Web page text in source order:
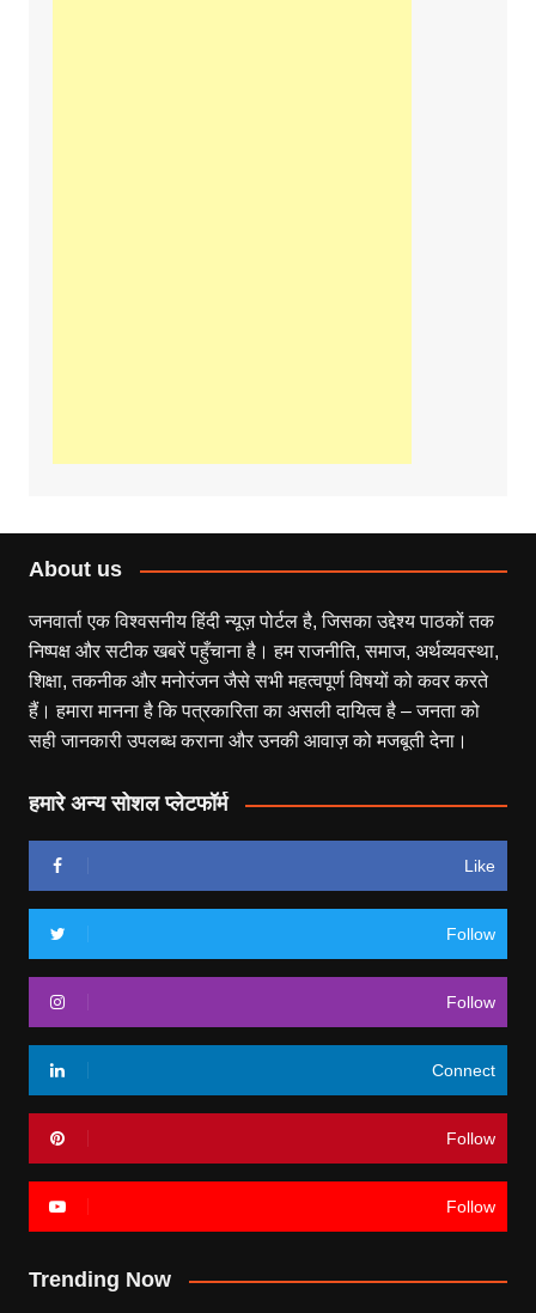
About us
जनवार्ता एक विश्वसनीय हिंदी न्यूज़ पोर्टल है, जिसका उद्देश्य पाठकों तक
निष्पक्ष और सटीक खबरें पहुँचाना है। हम राजनीति, समाज, अर्थव्यवस्था,
शिक्षा, तकनीक और मनोरंजन जैसे सभी महत्वपूर्ण विषयों को कवर करते
हैं। हमारा मानना है कि पत्रकारिता का असली दायित्व है – जनता को
सही जानकारी उपलब्ध कराना और उनकी आवाज़ को मजबूती देना।
हमारे अन्य सोशल प्लेटफॉर्म
Like
Follow
Follow
Connect
Follow
Follow
Trending Now